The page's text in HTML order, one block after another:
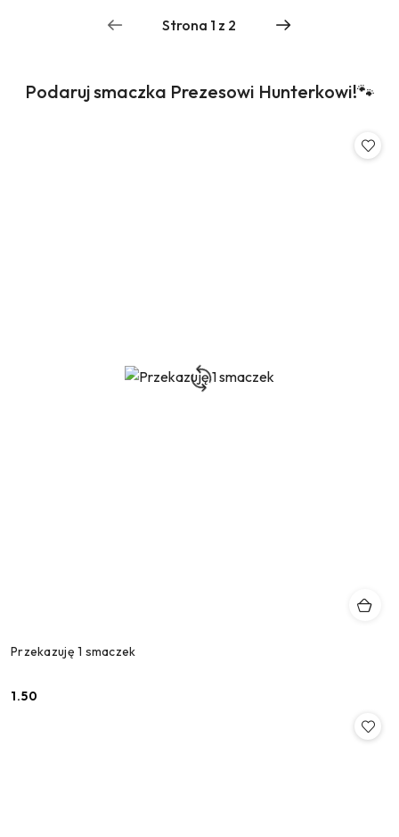
Pomiń karuzelę produktów
Produkty
Podaruj smaczka Prezesowi Hunterkowi!🐾
Przekazuję 1 smaczek
Cena:
1.50